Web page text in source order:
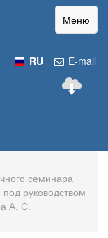
Меню
E-mail
RU
семинара
руководством
А. С.